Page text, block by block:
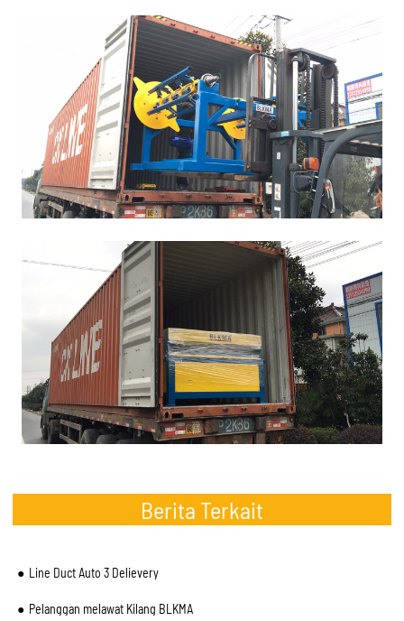
Berita Terkait
Line Duct Auto 3 Delievery
Pelanggan melawat Kilang BLKMA